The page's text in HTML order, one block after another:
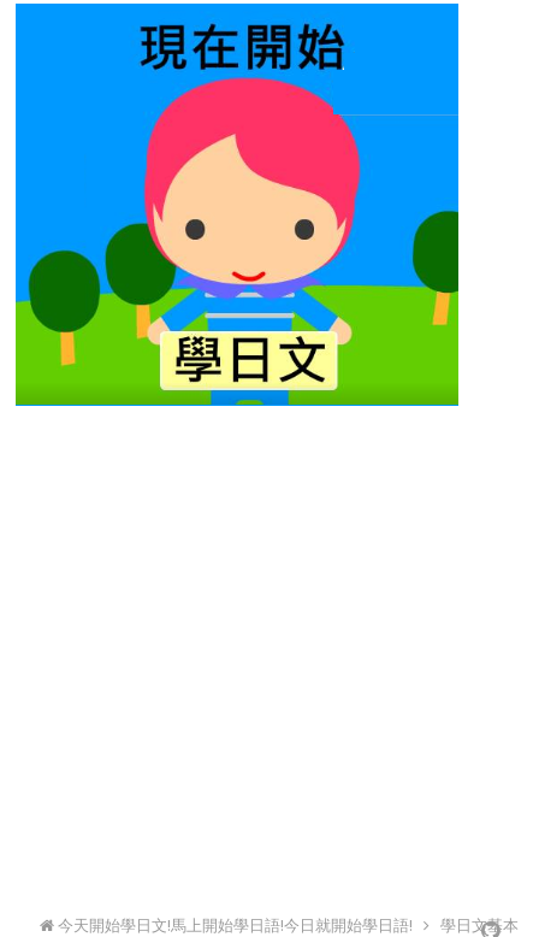
今天開始學日文!馬上開始學日語!今日就開始學日語! 學日文基本